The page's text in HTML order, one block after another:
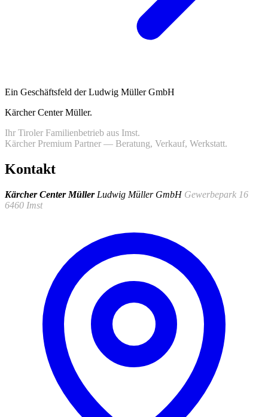
Ein Geschäftsfeld der Ludwig Müller GmbH
Kärcher Center Müller.
Ihr Tiroler Familienbetrieb aus Imst.
Kärcher Premium Partner — Beratung, Verkauf, Werkstatt.
Kontakt
Kärcher Center Müller Ludwig Müller GmbH Gewerbepark 16
6460 Imst